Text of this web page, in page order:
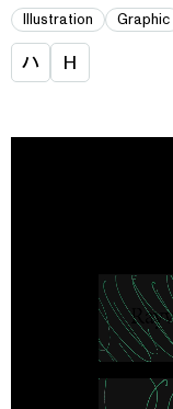
Illustration Graphic
ハ H